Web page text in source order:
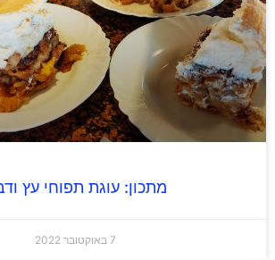
מתכון: עוגת תפוחי עץ ודבש